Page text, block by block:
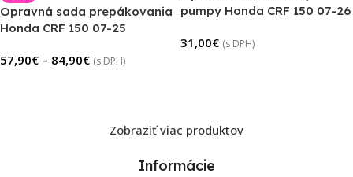
Opravná sada prepákovania
Honda CRF 150 07-25
57,90€ – 84,90€ (s DPH)
pumpy Honda CRF 150 07-26
31,00€ (s DPH)
Zobraziť viac produktov
Informácie